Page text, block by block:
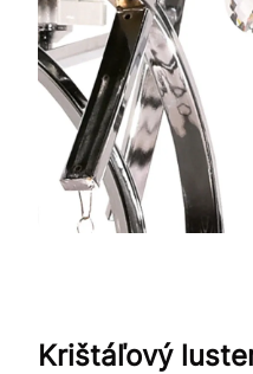
Krištáľový